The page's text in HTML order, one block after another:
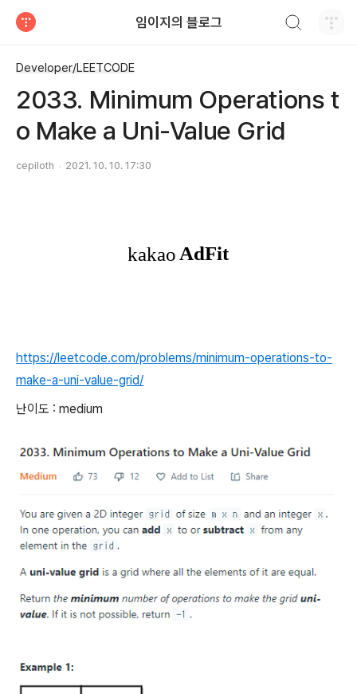
임이지의 블로그
Developer/LEETCODE
2033. Minimum Operations t
o Make a Uni-Value Grid
cepiloth 2021. 10. 10. 17:30
https://leetcode.com/problems/minimum-operations-to-
make-a-uni-value-grid/
난이도 : medium